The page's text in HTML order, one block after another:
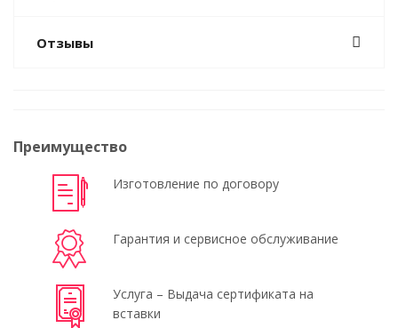
Отзывы
Преимущество
Изготовление по договору
Гарантия и сервисное обслуживание
Услуга – Выдача сертификата на
вставки